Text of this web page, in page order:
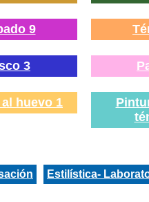
9
3
huevo 1
Estilística-